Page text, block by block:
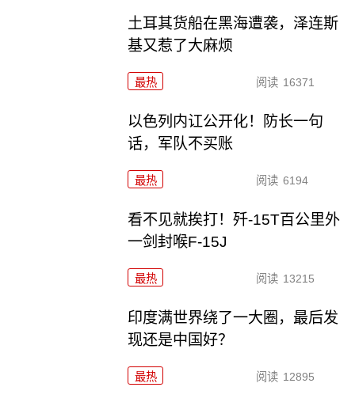
土耳其货船在黑海遭袭，泽连斯
基又惹了大麻烦
最热 阅读 16371
以色列内讧公开化！防长一句
话，军队不买账
最热 阅读 6194
看不见就挨打！歼-15T百公里外
一剑封喉F-15J
最热 阅读 13215
印度满世界绕了一大圈，最后发
现还是中国好？
最热 阅读 12895